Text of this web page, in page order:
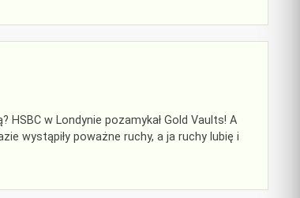
w Londynie pozamykał Gold Vaults! A
wystąpiły poważne ruchy, a ja ruchy lubię i